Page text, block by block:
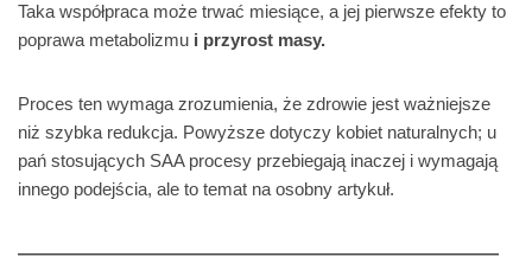
Taka współpraca może trwać miesiące, a jej pierwsze efekty to
poprawa metabolizmu i przyrost masy.
Proces ten wymaga zrozumienia, że zdrowie jest ważniejsze
niż szybka redukcja. Powyższe dotyczy kobiet naturalnych; u
pań stosujących SAA procesy przebiegają inaczej i wymagają
innego podejścia, ale to temat na osobny artykuł.
———————————————————————————